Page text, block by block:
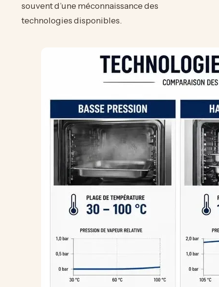
souvent d’une méconnaissance des
technologies disponibles.